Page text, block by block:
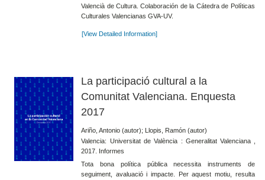
Valencià de Cultura. Colaboración de la Cátedra de Políticas
Culturales Valencianas GVA-UV.
[View Detailed Information]
La participació cultural a la
Comunitat Valenciana. Enquesta
2017
Ariño, Antonio (autor); Llopis, Ramón (autor)
Valencia: Universitat de València : Generalitat Valenciana ,
2017. Informes
Tota bona política pública necessita instruments de
seguiment, avaluació i impacte. Per aquest motiu, resulta